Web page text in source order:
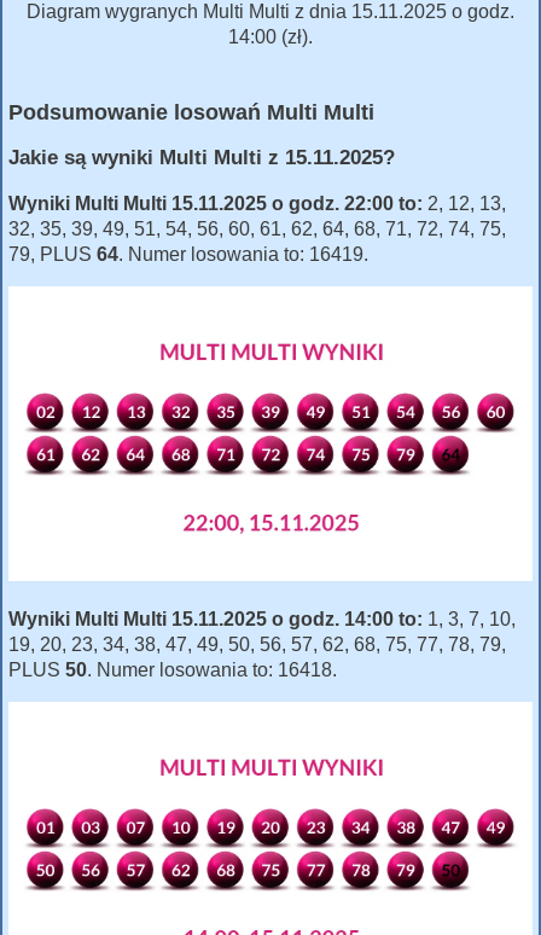
Diagram wygranych Multi Multi z dnia 15.11.2025 o godz.
14:00 (zł).
Podsumowanie losowań Multi Multi
Jakie są wyniki Multi Multi z 15.11.2025?
Wyniki Multi Multi 15.11.2025 o godz. 22:00 to: 2, 12, 13,
32, 35, 39, 49, 51, 54, 56, 60, 61, 62, 64, 68, 71, 72, 74, 75,
79, PLUS 64. Numer losowania to: 16419.
Wyniki Multi Multi 15.11.2025 o godz. 14:00 to: 1, 3, 7, 10,
19, 20, 23, 34, 38, 47, 49, 50, 56, 57, 62, 68, 75, 77, 78, 79,
PLUS 50. Numer losowania to: 16418.